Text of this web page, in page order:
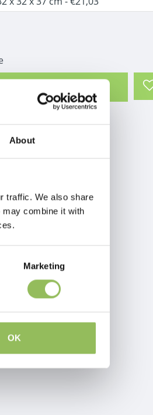
About
traffic. We also share
combine it with
Marketing
OK